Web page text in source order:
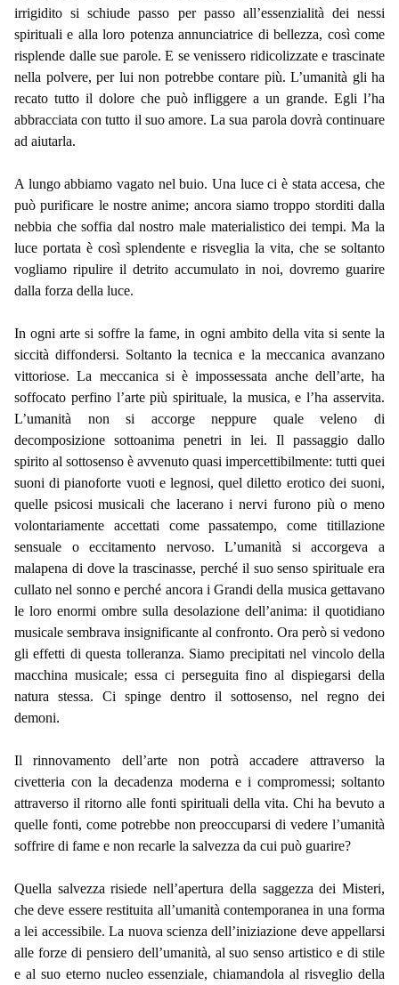
irrigidito si schiude passo per passo all’essenzialità dei nessi
spirituali e alla loro potenza annunciatrice di bellezza, così come
risplende dalle sue parole. E se venissero ridicolizzate e trascinate
nella polvere, per lui non potrebbe contare più. L’umanità gli ha
recato tutto il dolore che può infliggere a un grande. Egli l’ha
abbracciata con tutto il suo amore. La sua parola dovrà continuare
ad aiutarla.
A lungo abbiamo vagato nel buio. Una luce ci è stata accesa, che
può purificare le nostre anime; ancora siamo troppo storditi dalla
nebbia che soffia dal nostro male materialistico dei tempi. Ma la
luce portata è così splendente e risveglia la vita, che se soltanto
vogliamo ripulire il detrito accumulato in noi, dovremo guarire
dalla forza della luce.
In ogni arte si soffre la fame, in ogni ambito della vita si sente la
siccità diffondersi. Soltanto la tecnica e la meccanica avanzano
vittoriose. La meccanica si è impossessata anche dell’arte, ha
soffocato perfino l’arte più spirituale, la musica, e l’ha asservita.
L’umanità non si accorge neppure quale veleno di
decomposizione sottoanima penetri in lei. Il passaggio dallo
spirito al sottosenso è avvenuto quasi impercettibilmente: tutti quei
suoni di pianoforte vuoti e legnosi, quel diletto erotico dei suoni,
quelle psicosi musicali che lacerano i nervi furono più o meno
volontariamente accettati come passatempo, come titillazione
sensuale o eccitamento nervoso. L’umanità si accorgeva a
malapena di dove la trascinasse, perché il suo senso spirituale era
cullato nel sonno e perché ancora i Grandi della musica gettavano
le loro enormi ombre sulla desolazione dell’anima: il quotidiano
musicale sembrava insignificante al confronto. Ora però si vedono
gli effetti di questa tolleranza. Siamo precipitati nel vincolo della
macchina musicale; essa ci perseguita fino al dispiegarsi della
natura stessa. Ci spinge dentro il sottosenso, nel regno dei
demoni.
Il rinnovamento dell’arte non potrà accadere attraverso la
civetteria con la decadenza moderna e i compromessi; soltanto
attraverso il ritorno alle fonti spirituali della vita. Chi ha bevuto a
quelle fonti, come potrebbe non preoccuparsi di vedere l’umanità
soffrire di fame e non recarle la salvezza da cui può guarire?
Quella salvezza risiede nell’apertura della saggezza dei Misteri,
che deve essere restituita all’umanità contemporanea in una forma
a lei accessibile. La nuova scienza dell’iniziazione deve appellarsi
alle forze di pensiero dell’umanità, al suo senso artistico e di stile
e al suo eterno nucleo essenziale, chiamandola al risveglio della